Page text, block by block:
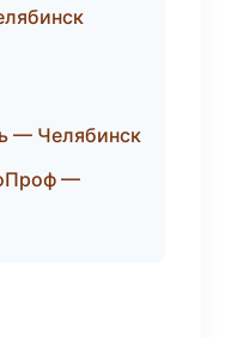
— Челябинск
—